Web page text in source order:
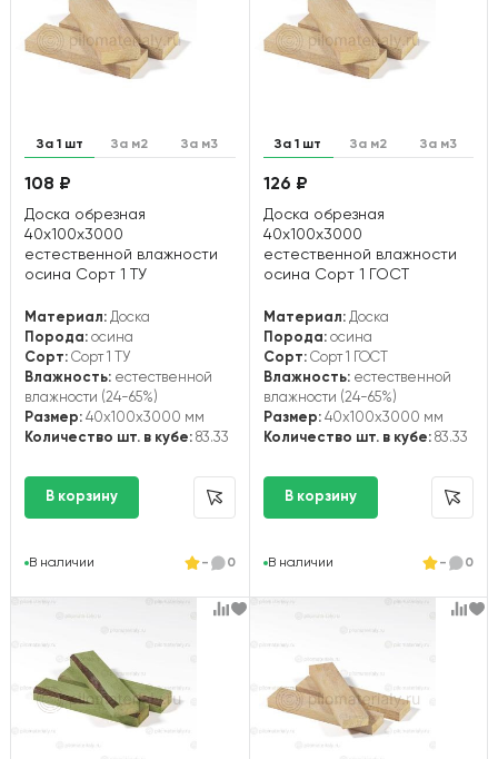
За 1 шт За м2 За м3
108 ₽
Доска обрезная
40х100х3000
естественной влажности
осина Сорт 1 ТУ
Материал: Доска
Порода: осина
Сорт: Сорт 1 ТУ
Влажность: естественной
влажности (24-65%)
Размер: 40x100x3000 мм
Количество шт. в кубе: 83.33
В наличии - 0
За 1 шт За м2 За м3
126 ₽
Доска обрезная
40х100х3000
естественной влажности
осина Сорт 1 ГОСТ
Материал:Доска
Порода:осина
Сорт:Сорт 1 ГОСТ
Влажность:естественной
влажности (24-65%)
Размер:40x100x3000 мм
Количество шт. в кубе:83.33
В наличии - 0